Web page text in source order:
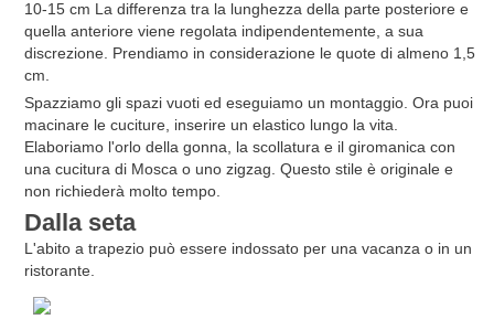
10-15 cm La differenza tra la lunghezza della parte posteriore e
quella anteriore viene regolata indipendentemente, a sua
discrezione. Prendiamo in considerazione le quote di almeno 1,5
cm.
Spazziamo gli spazi vuoti ed eseguiamo un montaggio. Ora puoi
macinare le cuciture, inserire un elastico lungo la vita.
Elaboriamo l'orlo della gonna, la scollatura e il giromanica con
una cucitura di Mosca o uno zigzag. Questo stile è originale e
non richiederà molto tempo.
Dalla seta
L'abito a trapezio può essere indossato per una vacanza o in un
ristorante.